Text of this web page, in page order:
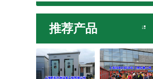
推荐产品